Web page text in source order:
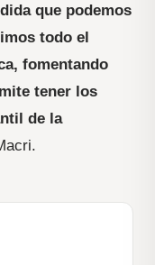
que podemos
todo el
fomentando
tener los
de la